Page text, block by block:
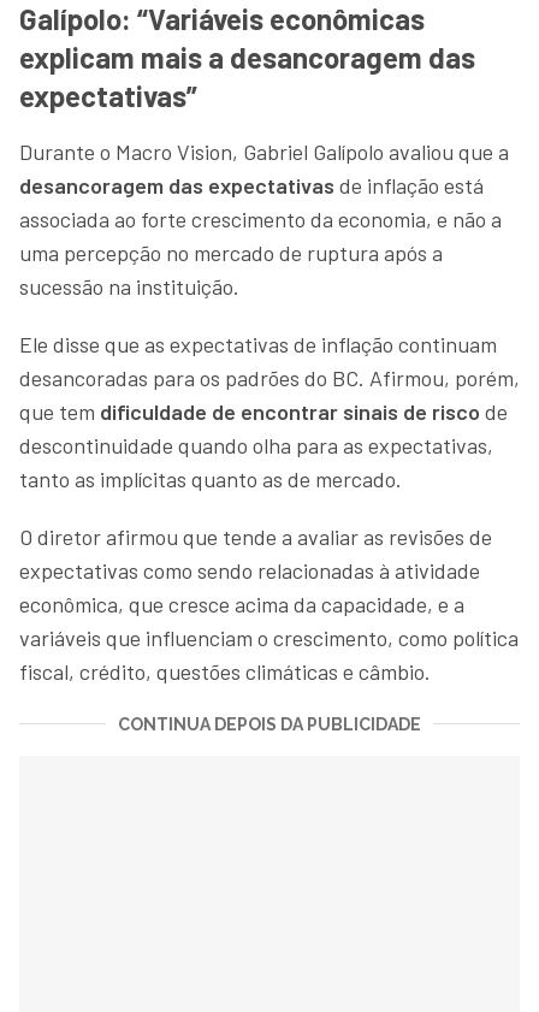
Galípolo: “Variáveis econômicas
explicam mais a desancoragem das
expectativas”
Durante o Macro Vision, Gabriel Galípolo avaliou que a
desancoragem das expectativas de inflação está
associada ao forte crescimento da economia, e não a
uma percepção no mercado de ruptura após a
sucessão na instituição.
Ele disse que as expectativas de inflação continuam
desancoradas para os padrões do BC. Afirmou, porém,
que tem dificuldade de encontrar sinais de risco de
descontinuidade quando olha para as expectativas,
tanto as implícitas quanto as de mercado.
O diretor afirmou que tende a avaliar as revisões de
expectativas como sendo relacionadas à atividade
econômica, que cresce acima da capacidade, e a
variáveis que influenciam o crescimento, como política
fiscal, crédito, questões climáticas e câmbio.
CONTINUA DEPOIS DA PUBLICIDADE